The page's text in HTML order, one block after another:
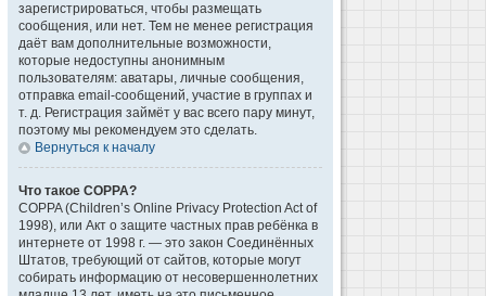
зарегистрироваться, чтобы размещать
сообщения, или нет. Тем не менее регистрация
даёт вам дополнительные возможности,
которые недоступны анонимным
пользователям: аватары, личные сообщения,
отправка email-сообщений, участие в группах и
т. д. Регистрация займёт у вас всего пару минут,
поэтому мы рекомендуем это сделать.
Вернуться к началу
Что такое COPPA?
COPPA (Children’s Online Privacy Protection Act of
1998), или Акт о защите частных прав ребёнка в
интернете от 1998 г. — это закон Соединённых
Штатов, требующий от сайтов, которые могут
собирать информацию от несовершеннолетних